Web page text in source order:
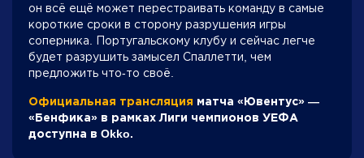
он всё ещё может перестраивать команду в самые
короткие сроки в сторону разрушения игры
соперника. Португальскому клубу и сейчас легче
будет разрушить замысел Спаллетти, чем
предложить что‑то своё.
Официальная трансляция матча «Ювентус» —
«Бенфика» в рамках Лиги чемпионов УЕФА
доступна в Okko.